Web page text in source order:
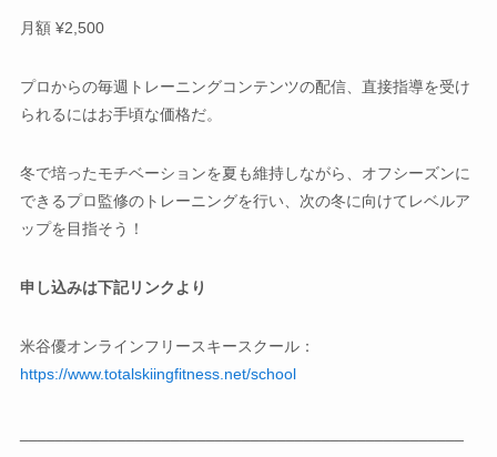
月額 ¥2,500
プロからの毎週トレーニングコンテンツの配信、直接指導を受け
られるにはお手頃な価格だ。
冬で培ったモチベーションを夏も維持しながら、オフシーズンに
できるプロ監修のトレーニングを行い、次の冬に向けてレベルア
ップを目指そう！
申し込みは下記リンクより
米谷優オンラインフリースキースクール：
https://www.totalskiingfitness.net/school